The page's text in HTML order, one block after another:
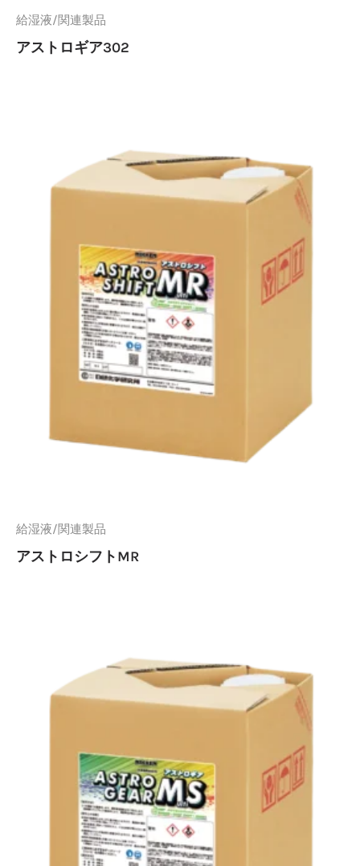
給湿液/関連製品
アストロギア302
給湿液/関連製品
アストロシフトMR